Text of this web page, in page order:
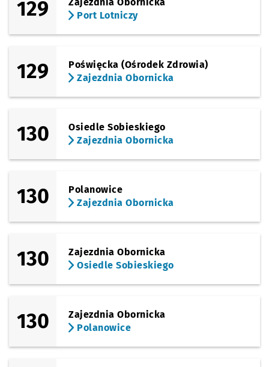
129
Port Lotniczy
129
Poświęcka (Ośrodek Zdrowia)
Zajezdnia Obornicka
130
Osiedle Sobieskiego
Zajezdnia Obornicka
130
Polanowice
Zajezdnia Obornicka
130
Zajezdnia Obornicka
Osiedle Sobieskiego
130
Zajezdnia Obornicka
Polanowice